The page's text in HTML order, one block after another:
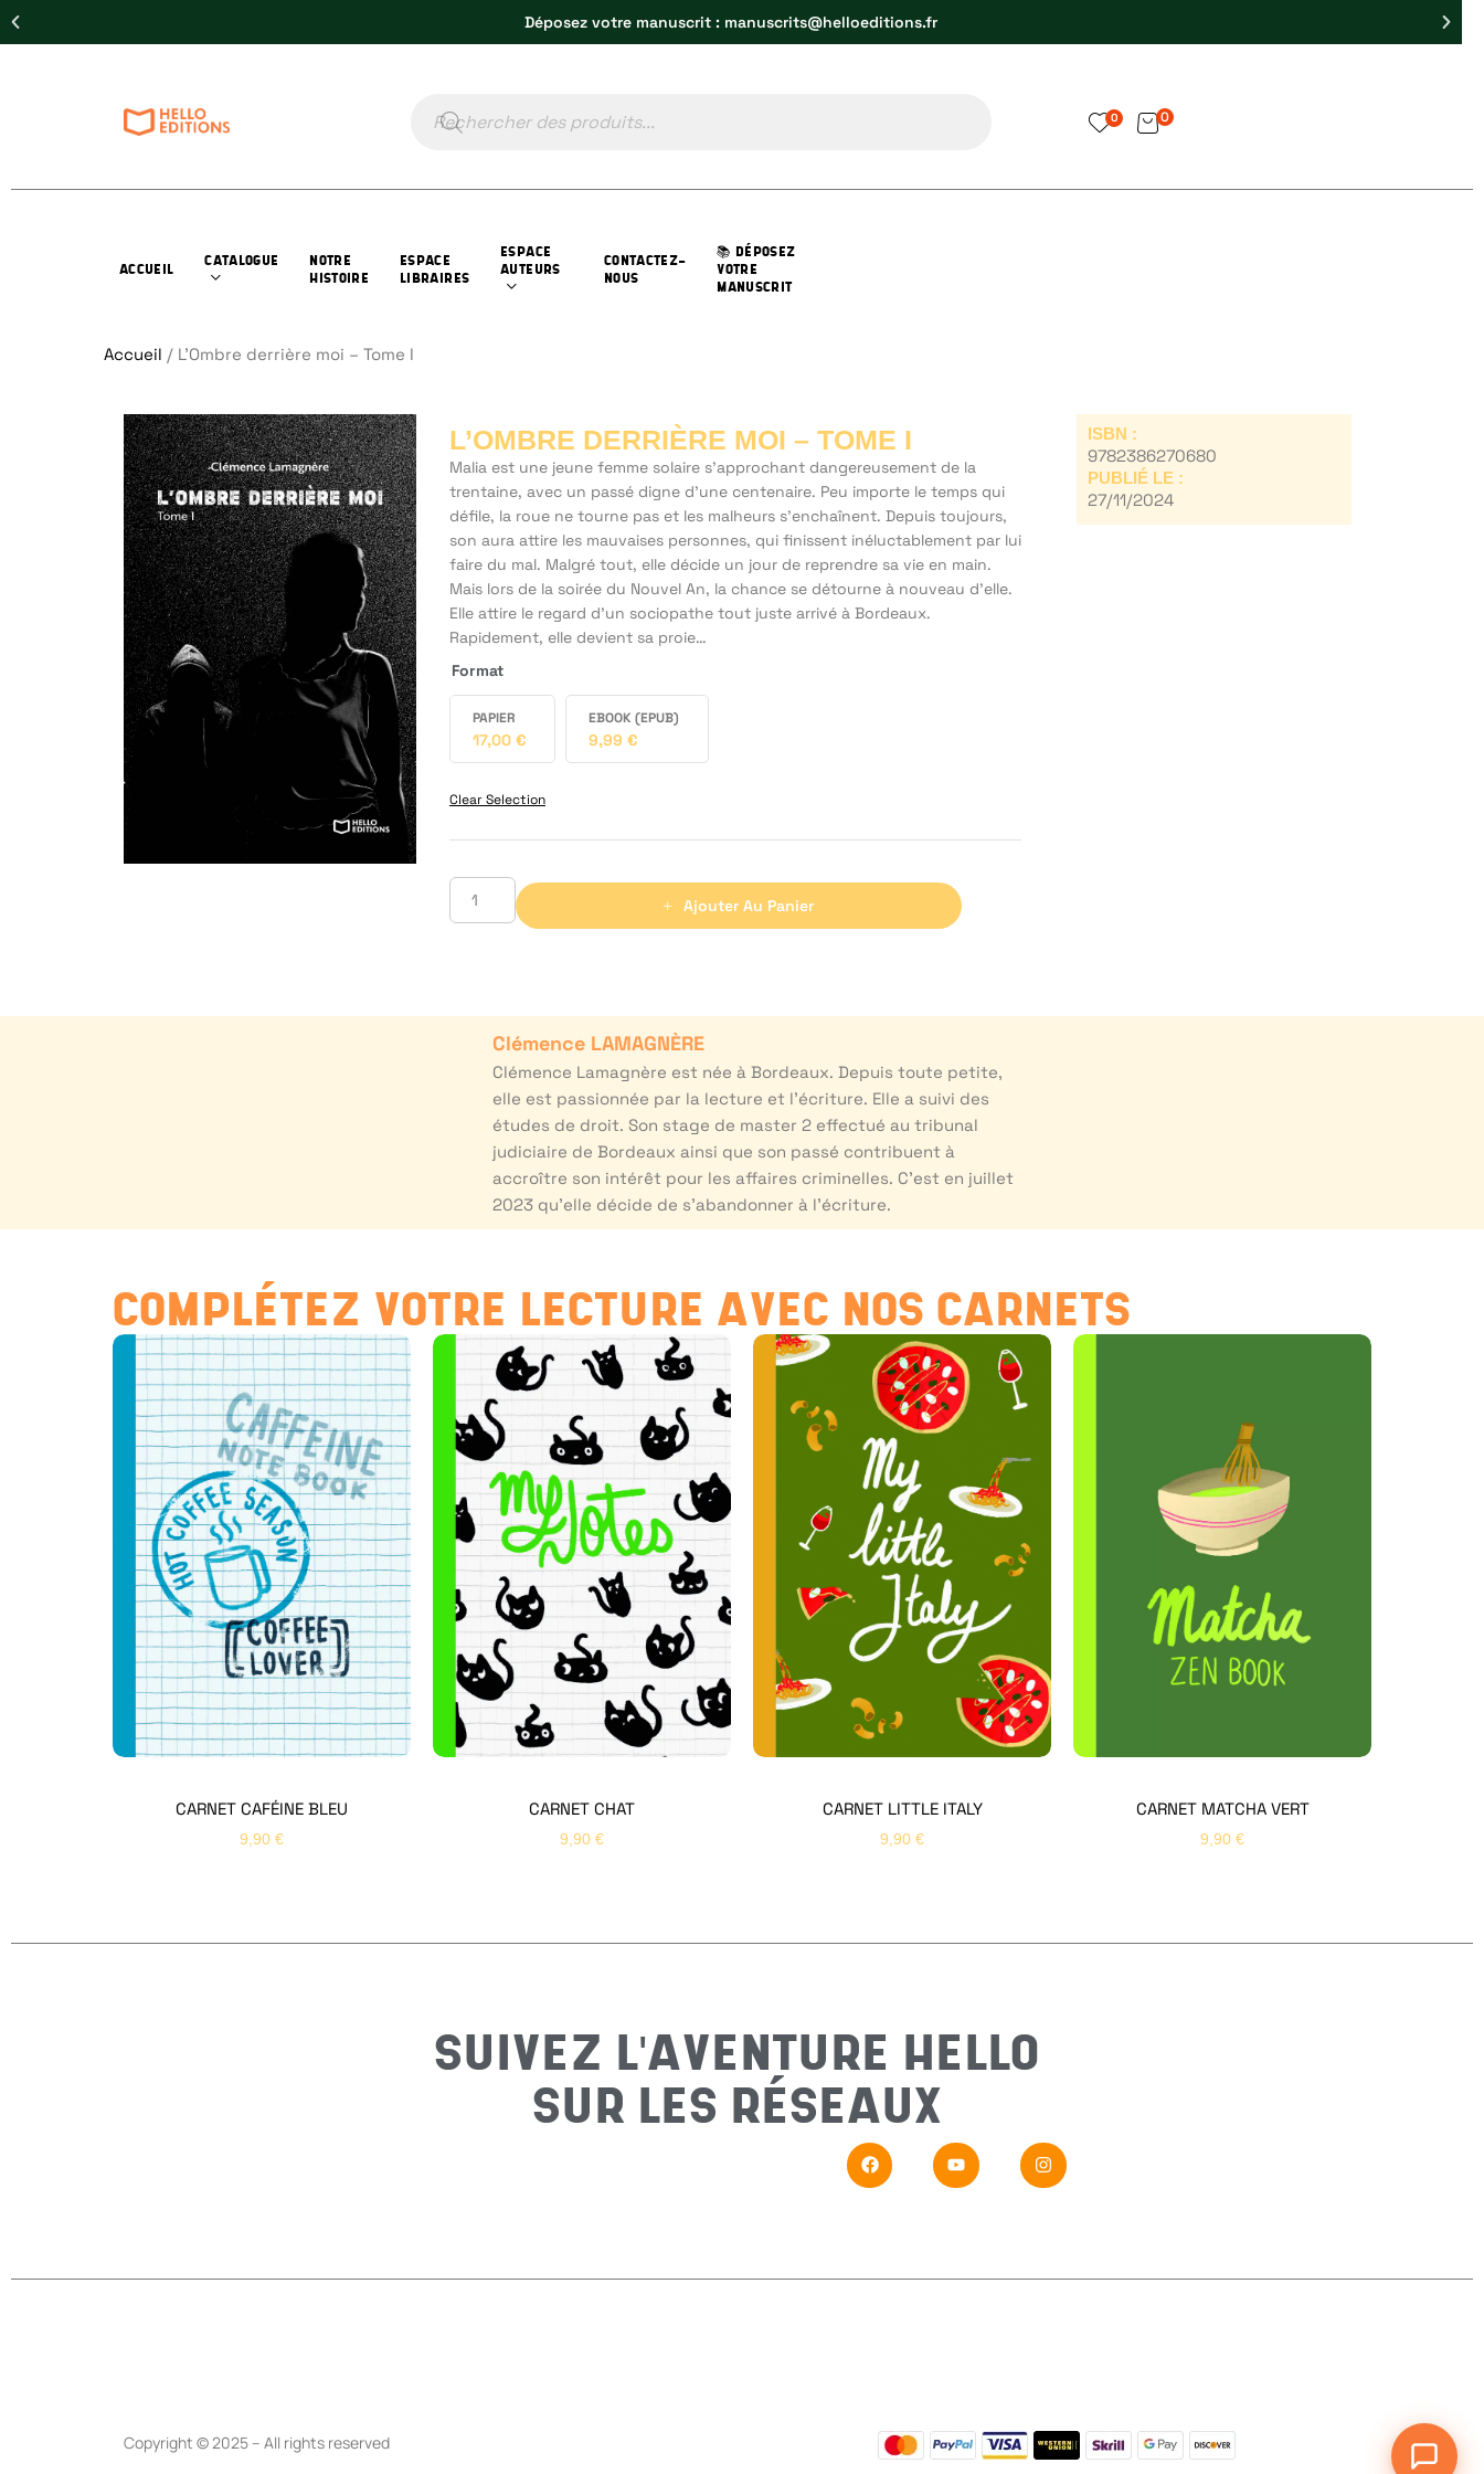
Déposez votre manuscrit : manuscrits@helloeditions.fr
0 0
ACCUEIL
CATALOGUE
NOTRE
HISTOIRE
ESPACE
LIBRAIRES
ESPACE
AUTEURS
CONTACTEZ-
NOUS
📚 DÉPOSEZ
VOTRE
MANUSCRIT
Accueil / L’Ombre derrière moi – Tome I
L’OMBRE DERRIÈRE MOI – TOME I
Malia est une jeune femme solaire s’approchant dangereusement de la
trentaine, avec un passé digne d’une centenaire. Peu importe le temps qui
défile, la roue ne tourne pas et les malheurs s’enchaînent. Depuis toujours,
son aura attire les mauvaises personnes, qui finissent inéluctablement par lui
faire du mal. Malgré tout, elle décide un jour de reprendre sa vie en main.
Mais lors de la soirée du Nouvel An, la chance se détourne à nouveau d’elle.
Elle attire le regard d’un sociopathe tout juste arrivé à Bordeaux.
Rapidement, elle devient sa proie…
Format
PAPIER
17,00 €
EBOOK (EPUB)
9,99 €
Clear Selection
Ajouter Au Panier
ISBN :
9782386270680
PUBLIÉ LE :
27/11/2024
Clémence LAMAGNÈRE
Clémence Lamagnère est née à Bordeaux. Depuis toute petite,
elle est passionnée par la lecture et l’écriture. Elle a suivi des
études de droit. Son stage de master 2 effectué au tribunal
judiciaire de Bordeaux ainsi que son passé contribuent à
accroître son intérêt pour les affaires criminelles. C’est en juillet
2023 qu’elle décide de s’abandonner à l’écriture.
COMPLÉTEZ VOTRE LECTURE AVEC NOS CARNETS
CARNET CAFÉINE BLEU
9,90 €
CARNET CHAT
9,90 €
CARNET LITTLE ITALY
9,90 €
CARNET MATCHA VERT
9,90 €
SUIVEZ L'AVENTURE HELLO
SUR LES RÉSEAUX
Copyright © 2025 – All rights reserved
Hello Editions
Nous revenons vers vous rapidement
Bonjour 👋
Nom* Prénom*